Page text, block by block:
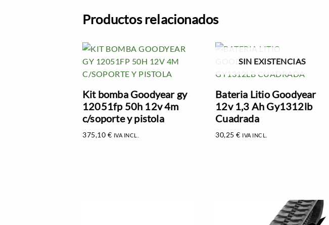
Productos relacionados
Kit bomba Goodyear gy
12051fp 50h 12v 4m
c/soporte y pistola
375,10 € IVA INCL.
SIN EXISTENCIAS
Bateria Litio Goodyear
12v 1,3 Ah Gy1312lb
Cuadrada
30,25€ IVA INCL.